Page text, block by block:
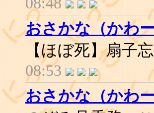
おさかな（かわ
【ほぼ死】扇子
08:53
おさかな（かわ